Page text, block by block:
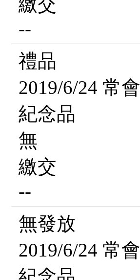
--
禮品
2019/6/24 常會
紀念品
無
繳交
--
無發放
2019/6/24 常會